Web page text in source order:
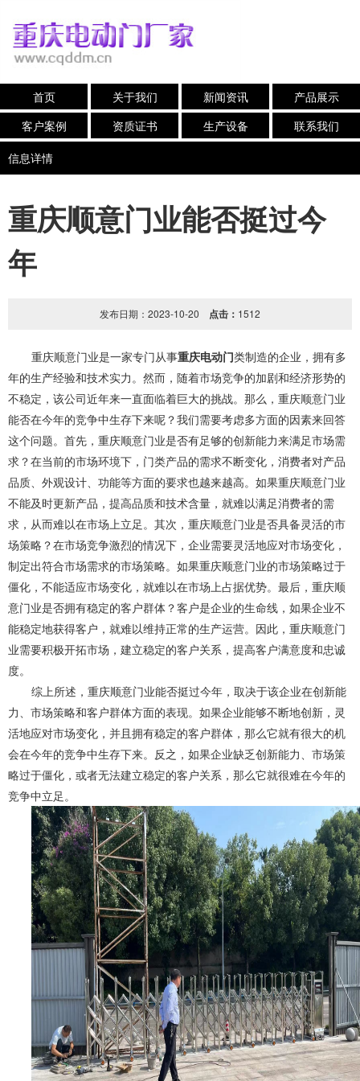
首页 关于我们 新闻资讯
产品展示
客户案例
资质证书 生产设备
联系我们
信息详情
重庆顺意门业能否挺过今
年
发布日期：2023-10-20 点击： 1512
重庆顺意门业是一家专门从事重庆电动门类制造的企业，拥有多
年的生产经验和技术实力。然而，随着市场竞争的加剧和经济形势的
不稳定，该公司近年来一直面临着巨大的挑战。那么，重庆顺意门业
能否在今年的竞争中生存下来呢？我们需要考虑多方面的因素来回答
这个问题。首先，重庆顺意门业是否有足够的创新能力来满足市场需
求？在当前的市场环境下，门类产品的需求不断变化，消费者对产品
品质、外观设计、功能等方面的要求也越来越高。如果重庆顺意门业
不能及时更新产品，提高品质和技术含量，就难以满足消费者的需
求，从而难以在市场上立足。其次，重庆顺意门业是否具备灵活的市
场策略？在市场竞争激烈的情况下，企业需要灵活地应对市场变化，
制定出符合市场需求的市场策略。如果重庆顺意门业的市场策略过于
僵化，不能适应市场变化，就难以在市场上占据优势。最后，重庆顺
意门业是否拥有稳定的客户群体？客户是企业的生命线，如果企业不
能稳定地获得客户，就难以维持正常的生产运营。因此，重庆顺意门
业需要积极开拓市场，建立稳定的客户关系，提高客户满意度和忠诚
度。
综上所述，重庆顺意门业能否挺过今年，取决于该企业在创新能
力、市场策略和客户群体方面的表现。如果企业能够不断地创新，灵
活地应对市场变化，并且拥有稳定的客户群体，那么它就有很大的机
会在今年的竞争中生存下来。反之，如果企业缺乏创新能力、市场策
略过于僵化，或者无法建立稳定的客户关系，那么它就很难在今年的
竞争中立足。